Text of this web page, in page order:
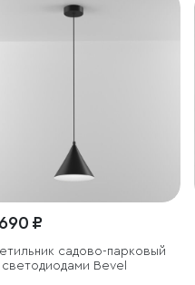
₽
садово-парковый
Bevel